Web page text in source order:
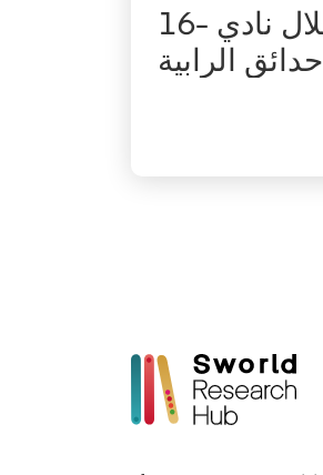
16- تجربة من خلال نادي
حدائق الرابية